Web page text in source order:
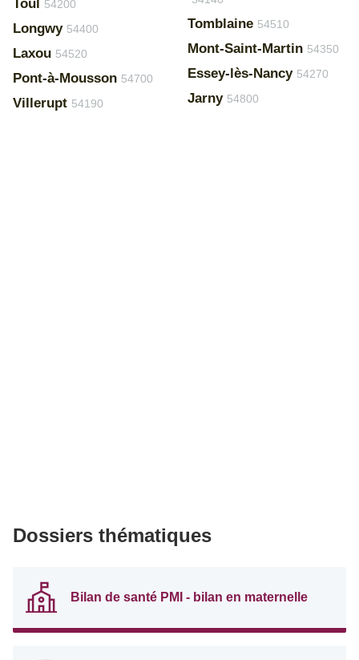
Toul 54200
Longwy 54400
Laxou 54520
Pont-à-Mousson 54700
Villerupt 54190
Tomblaine 54510
Mont-Saint-Martin 54350
Essey-lès-Nancy 54270
Jarny 54800
Dossiers thématiques
Bilan de santé PMI - bilan en maternelle